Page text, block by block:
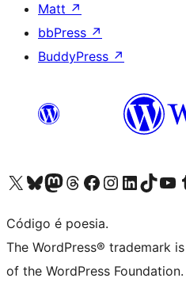
Matt ↗
bbPress ↗
BuddyPress ↗
Acessar nossa conta do X (antigo Twitter)
Acessar nossa conta do Bluesky
Acessar nossa conta do Mastodon
Acessar nossa conta do Threads
Acessar nossa página do Facebook
Acessar nossa conta do
Acessar nossa conta do
Acessar nossa conta do
Acessar
Código é poesia.
The WordPress® trademark
of the WordPress Foundation.